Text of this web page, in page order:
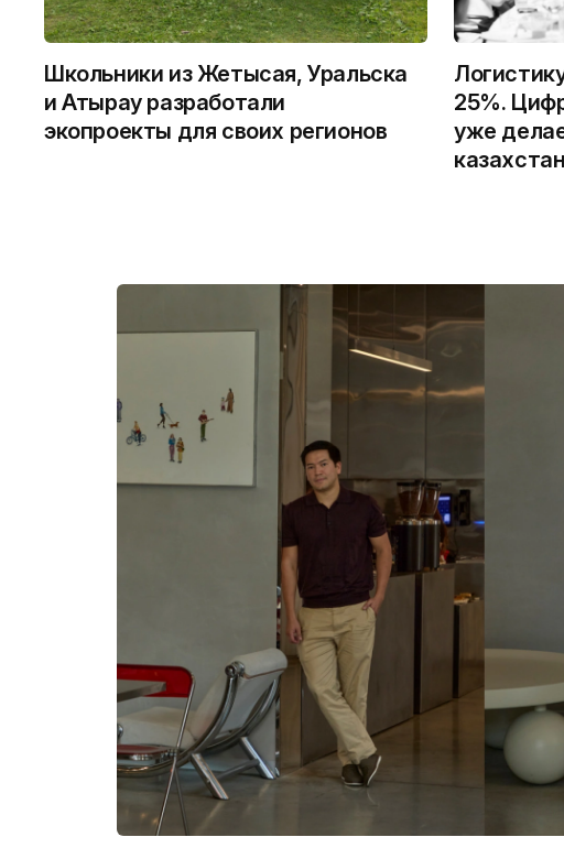
Школьники из Жетысая, Уральска
и Атырау разработали
экопроекты для своих регионов
25%.
уже